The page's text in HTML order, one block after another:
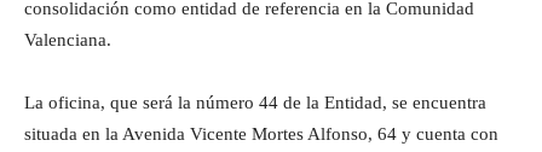
consolidación como entidad de referencia en la Comunidad
Valenciana.
La oficina, que será la número 44 de la Entidad, se encuentra
situada en la Avenida Vicente Mortes Alfonso, 64 y cuenta con